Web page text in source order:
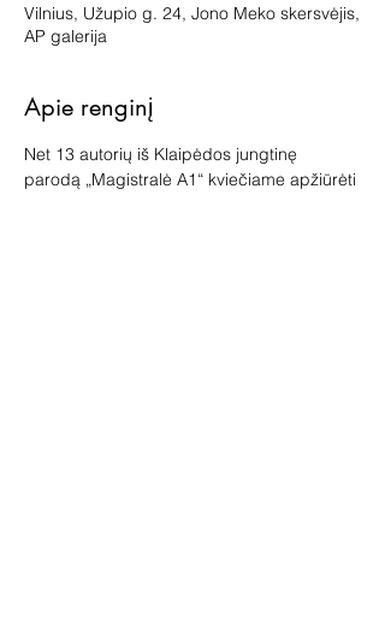
Vilnius, Užupio g. 24, Jono Meko skersvėjis,
AP galerija
Apie renginį
Net 13 autorių iš Klaipėdos jungtinę
parodą „Magistralė A1“ kviečiame apžiūrėti